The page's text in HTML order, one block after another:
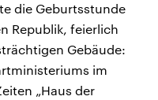
die Geburtsstunde
Republik, feierlich
Gebäude:
im
„Haus der